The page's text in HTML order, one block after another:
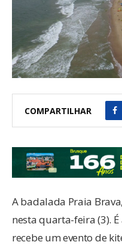
COMPARTILHAR
A badalada Praia
nesta quarta-feira (3).
recebe um evento de